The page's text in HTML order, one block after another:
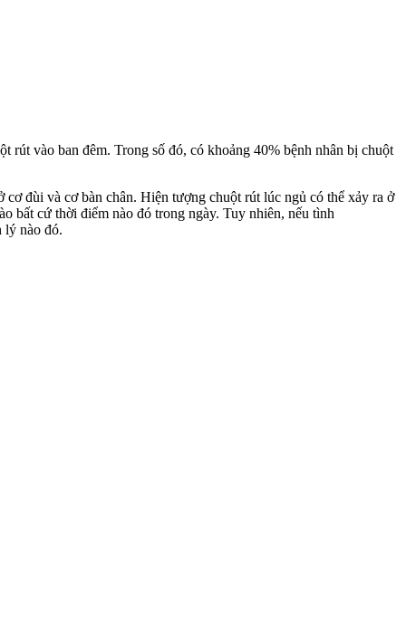
vào ban đêm. Trong số đó, có khoảng 40% bệnh nhân bị chuột
đùi và cơ bàn chân. Hiện tượng chuột rút lúc ngủ có thể xảy ra ở
bất cứ thời điểm nào đó trong ngày. Tuy nhiên, nếu tình
lý nào đó.